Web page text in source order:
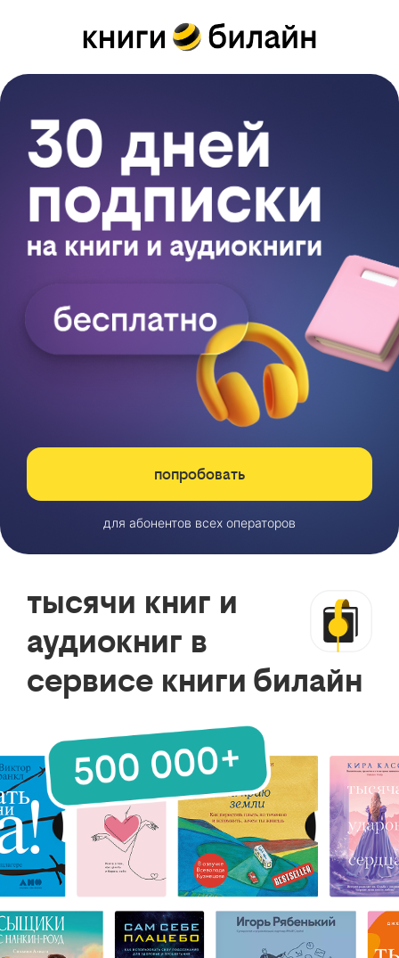
попробовать
для абонентов всех операторов
тысячи книг и
аудиокниг в
сервисе книги билайн